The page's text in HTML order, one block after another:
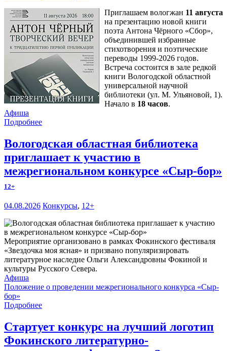
Приглашаем вологжан 11 августа
на презентацию новой книги
поэта Антона Чёрного «Сбор»,
объединившей избранные
стихотворения и поэтические
переводы 1999-2026 годов.
Встреча состоится в зале редкой
книги Вологодской областной
универсальной научной
библиотеки (ул. М. Ульяновой, 1).
Начало в 18 часов.
Афиша
Подробнее
Вологодская областная библиотека
приглашает к участию в
межрегиональном конкурсе «Сыр-бор»
12+
04.08.2026 Конкурсы, 12+
Мероприятие организовано в рамках Фокинского фестиваля
«Звездочка моя ясная» и призвано популяризировать
литературное наследие Ольги Александровны Фокиной и
культуры Русского Севера.
Афиша
Положение о проведении межрегионального конкурса «Сыр-
бор»
Подробнее
Стартует конкурс на лучший логотип
Фокинского литературно-